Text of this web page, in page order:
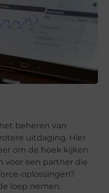
beheren van
uitdaging. Hier
om de hoek kijken.
voor een partner die
oplossingen?
loep nemen.